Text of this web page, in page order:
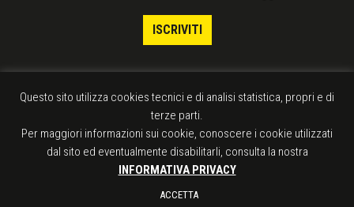
ISCRIVITI
©2026 Publisearch srl All right reserved -
Questo sito utilizza cookies tecnici e di analisi statistica, propri e di
terze parti.
Per maggiori informazioni sui cookie, conoscere i cookie utilizzati
dal sito ed eventualmente disabilitarli, consulta la nostra
INFORMATIVA PRIVACY
ACCETTA